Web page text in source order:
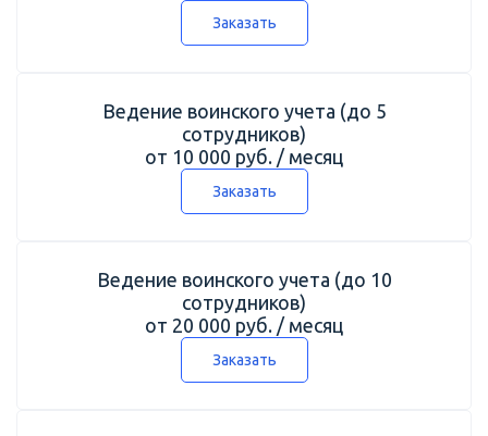
Заказать
Ведение воинского учета (до 5
сотрудников)
от 10 000 руб. / месяц
Заказать
Ведение воинского учета (до 10
сотрудников)
от 20 000 руб. / месяц
Заказать